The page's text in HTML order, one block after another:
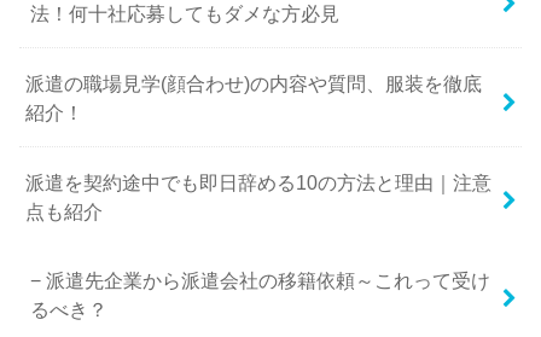
法！何十社応募してもダメな方必見
派遣の職場見学(顔合わせ)の内容や質問、服装を徹底
紹介！
派遣を契約途中でも即日辞める10の方法と理由｜注意
点も紹介
派遣先企業から派遣会社の移籍依頼～これって受け
るべき？